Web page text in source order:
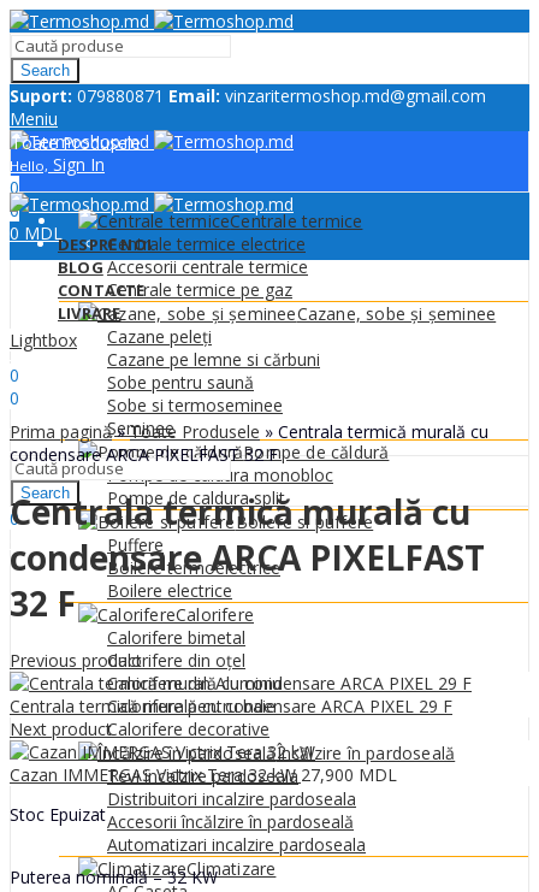
Search
Suport: 079880871 Email: vinzaritermoshop.md@gmail.com
Meniu
Hello, Sign In
0
0
0 MDL
Toate Produsele
Centrale termice
Centrale termice electrice
Accesorii centrale termice
Centrale termice pe gaz
Cazane, sobe și șeminee
Cazane peleți
Cazane pe lemne si cărbuni
Sobe pentru saună
Sobe si termoseminee
Șeminee
Pompe de căldură
Pompe de caldura monobloc
Pompe de caldura split
Boilere si puffere
Puffere
Boilere termoelectrice
Boilere electrice
Calorifere
Calorifere bimetal
Calorifere din oțel
Calorifere din Aluminiu
Calorifere pentru baie
Calorifere decorative
Încălzire în pardoseală
Tevi incalzire pardoseala
Distribuitori incalzire pardoseala
Accesorii încălzire în pardoseală
Automatizari incalzire pardoseala
Climatizare
DESPRE NOI
BLOG
CONTACTE
LIVRARE
Hello, Sign In
0
0
0 MDL
Meniu
Search
0
Lightbox
Prima pagină»Toate Produsele » Centrala termică murală cu
condensare ARCA PIXELFAST 32 F
Centrala termică murală cu
condensare ARCA PIXELFAST
32 F
Previous product
Centrala termică murală cu condensare ARCA PIXEL 29 F
Next product
Cazan IMMERGAS Victrix Tera 32 kW 27,900 MDL
Stoc Epuizat
Puterea nominală – 32 KW